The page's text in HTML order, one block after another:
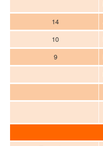
14
10
9